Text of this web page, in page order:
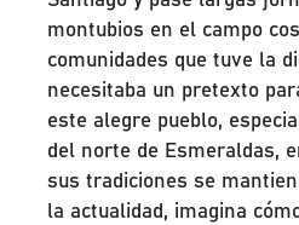
montubios en el campo
comunidades que tuve la
necesitaba un pretexto
este alegre pueblo,
del norte de Esmeraldas,
sus tradiciones se
la actualidad, imagina